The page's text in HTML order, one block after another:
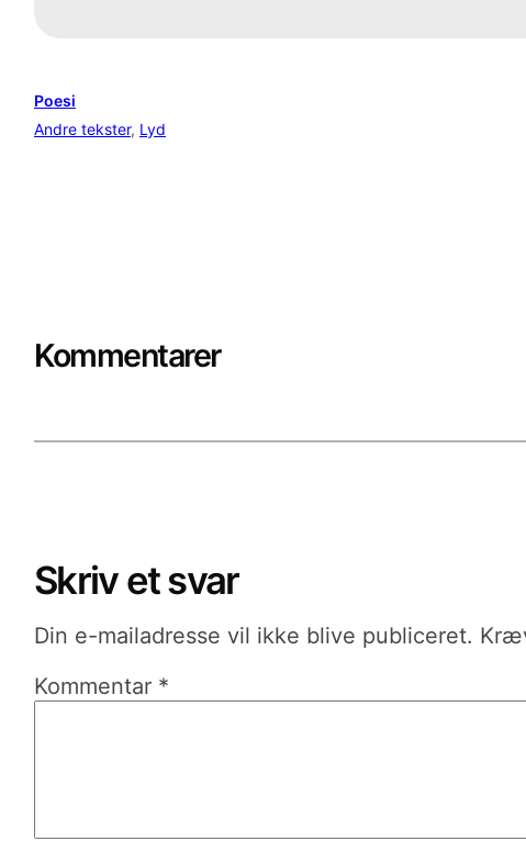
Poesi
Andre tekster, Lyd
Kommentarer
Skriv et svar
Din e-mailadresse vil ikke blive publiceret.
Kommentar *